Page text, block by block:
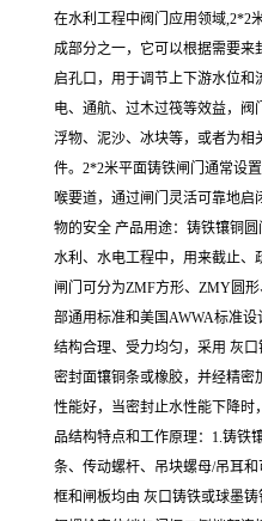
在水利工程中阀门应用领域,2*2
成部分之一，它可以根据需要来
启孔口，用于调节上下游水位和
电、通航、过木过筏等效益，
浮物、泥沙、冰块等，或者为相
件。2*2米平面铸铁闸门通常设
喉要道，通过闸门灵活可靠地启
物的安全 产品用途：铸铁镶铜圆
水利、水电工程中，用来截止、
闸门可分为ZMF方形、ZMY圆
部通用标准和美国AWWA标准设
结构合理、受力均匀，采用 灰
密封面镶铜条或橡胶，并经精密
性能好，当密封止水性能下降时
品结构特点和工作原理：1.铸铁
条、传动螺杆、吊块螺母/吊耳和
框和闸板均由 灰口铸铁或球墨